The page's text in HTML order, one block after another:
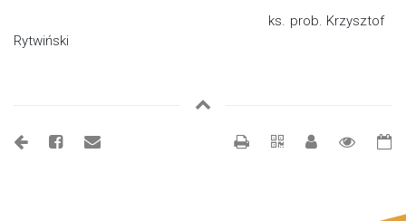
ks. prob. Krzysztof
Rytwiński